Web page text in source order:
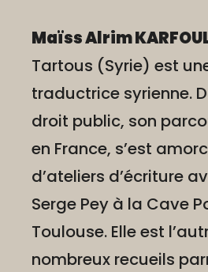
Maïss Alrim
Tartous (Syrie) est
traductrice syrienne.
droit public, son
en France, s’est
d’ateliers d’écriture
Serge Pey à la Cave
Toulouse. Elle est
nombreux recueils